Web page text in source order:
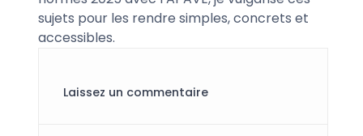
sujets pour les rendre simples, concrets et
accessibles.
Laissez un commentaire